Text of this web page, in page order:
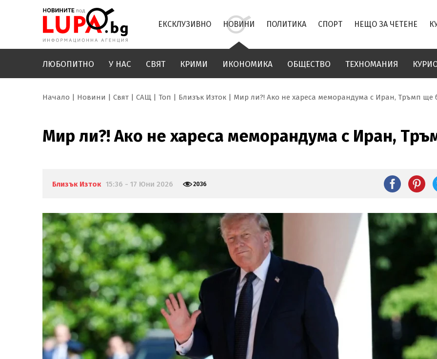
ЕКСКЛУЗИВНО НОВИНИ ПОЛИТИКА СПОРТ НЕЩО ЗА ЧЕТЕНЕ
ЛЮБОПИТНО У НАС СВЯТ КРИМИ ИКОНОМИКА ОБЩЕСТВО ТЕХНОМАНИЯ
Начало Новини Свят САЩ Топ Близък Изток Мир ли?! Ако не хареса меморандума с Иран, Тръмп ще
Мир ли?! Ако не хареса меморандума с Иран,
Близък Изток 15:36 - 17 Юни 2026 2036